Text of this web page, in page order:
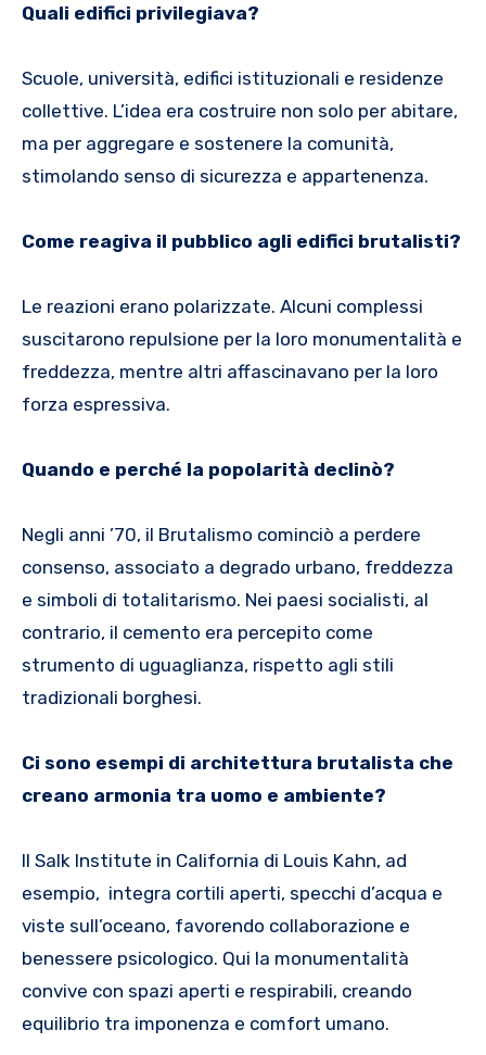
Quali edifici privilegiava?
Scuole, università, edifici istituzionali e residenze
collettive. L’idea era costruire non solo per abitare,
ma per aggregare e sostenere la comunità,
stimolando senso di sicurezza e appartenenza.
Come reagiva il pubblico agli edifici brutalisti?
Le reazioni erano polarizzate. Alcuni complessi
suscitarono repulsione per la loro monumentalità e
freddezza, mentre altri affascinavano per la loro
forza espressiva.
Quando e perché la popolarità declinò?
Negli anni ’70, il Brutalismo cominciò a perdere
consenso, associato a degrado urbano, freddezza
e simboli di totalitarismo. Nei paesi socialisti, al
contrario, il cemento era percepito come
strumento di uguaglianza, rispetto agli stili
tradizionali borghesi.
Ci sono esempi di architettura brutalista che
creano armonia tra uomo e ambiente?
Il Salk Institute in California di Louis Kahn, ad
esempio, integra cortili aperti, specchi d’acqua e
viste sull’oceano, favorendo collaborazione e
benessere psicologico. Qui la monumentalità
convive con spazi aperti e respirabili, creando
equilibrio tra imponenza e comfort umano.